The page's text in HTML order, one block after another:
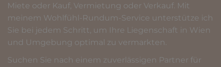
Miete oder Kauf, Vermietung oder Verkauf. Mit
meinem Wohlfühl-Rundum-Service unterstütze ich
Sie bei jedem Schritt, um Ihre Liegenschaft in Wien
und Umgebung optimal zu vermarkten.
Suchen Sie nach einem zuverlässigen Partner für